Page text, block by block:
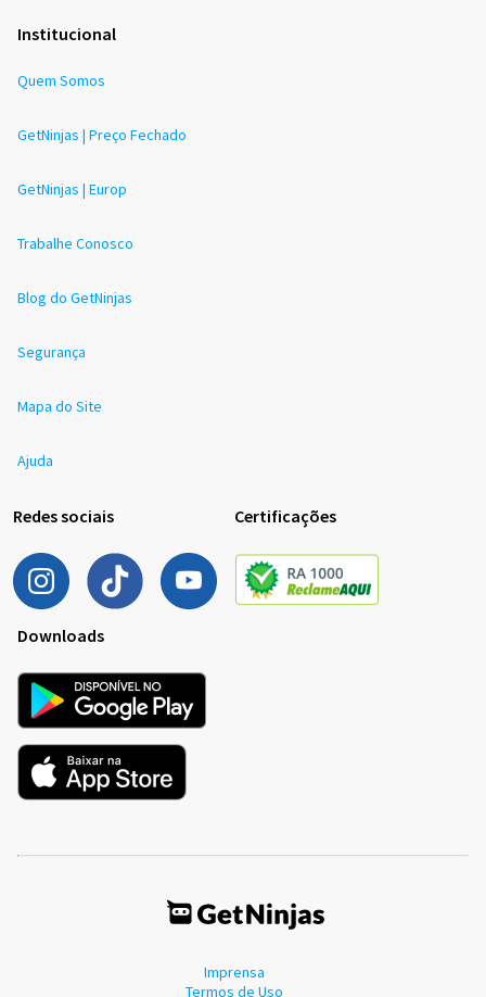
Institucional
Quem Somos
GetNinjas | Preço Fechado
GetNinjas | Europ
Trabalhe Conosco
Blog do GetNinjas
Segurança
Mapa do Site
Ajuda
Redes sociais Certificações
Downloads
Imprensa
Termos de Uso